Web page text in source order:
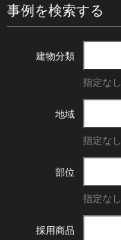
事例を検索する
建物分類
指定なし
地域
指定なし
部位
指定なし
採用商品